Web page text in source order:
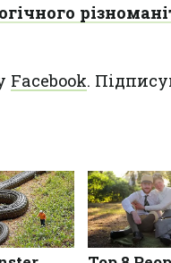
Facebook.